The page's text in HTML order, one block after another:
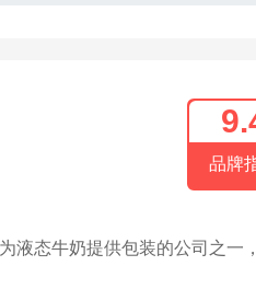
品牌
液态牛奶提供包装的公司之一